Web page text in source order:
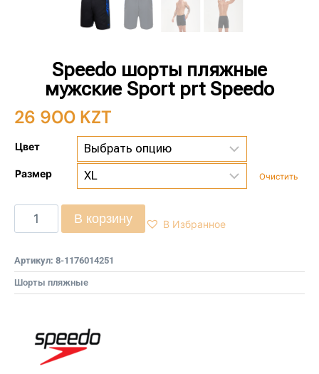
Speedo шорты пляжные
мужские Sport prt Speedo
26 900 KZT
Цвет
Размер Очистить
В корзину В Избранное
Артикул: 8-1176014251
Шорты пляжные